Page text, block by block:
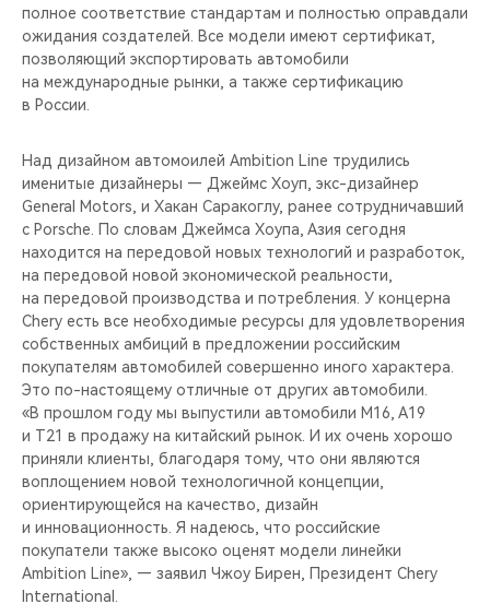
полное соответствие стандартам и полностью оправдали
ожидания создателей. Все модели имеют сертификат,
позволяющий экспортировать автомобили
на международные рынки, а также сертификацию
в России.
Над дизайном автомоилей Ambition Line трудились
именитые дизайнеры — Джеймс Хоуп, экс-дизайнер
General Motors, и Хакан Саракоглу, ранее сотрудничавший
с Porsche. По словам Джеймса Хоупа, Азия сегодня
находится на передовой новых технологий и разработок,
на передовой новой экономической реальности,
на передовой производства и потребления. У концерна
Chery есть все необходимые ресурсы для удовлетворения
собственных амбиций в предложении российским
покупателям автомобилей совершенно иного характера.
Это по-настоящему отличные от других автомобили.
«В прошлом году мы выпустили автомобили M16, A19
и T21 в продажу на китайский рынок. И их очень хорошо
приняли клиенты, благодаря тому, что они являются
воплощением новой технологичной концепции,
ориентирующейся на качество, дизайн
и инновационность. Я надеюсь, что российские
покупатели также высоко оценят модели линейки
Ambition Line», — заявил Чжоу Бирен, Президент Chery
International.